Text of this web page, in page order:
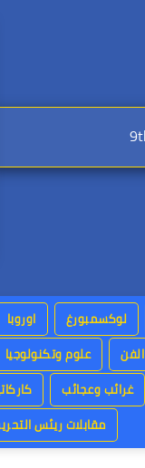
لوكسمبورغ
اوروبا
الفن
علوم وتكنولوجيا
غرائب وعجائب
مقابلات ريئس